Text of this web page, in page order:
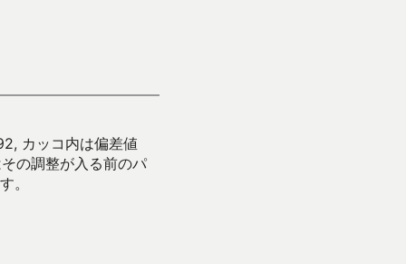
カッコ内は偏差値
の調整が入る前のパ
。